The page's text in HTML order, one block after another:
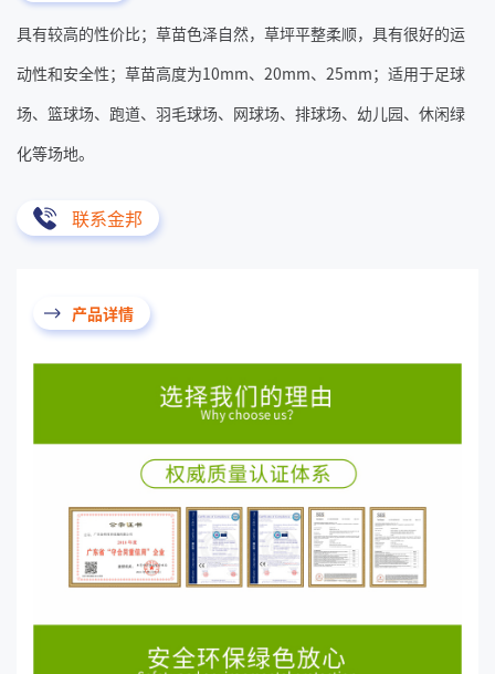
具有较高的性价比；草苗色泽自然，草坪平整柔顺，具有很好的运
动性和安全性；草苗高度为10mm、20mm、25mm；适用于足球
场、篮球场、跑道、羽毛球场、网球场、排球场、幼儿园、休闲绿
化等场地。
联系金邦
产品详情